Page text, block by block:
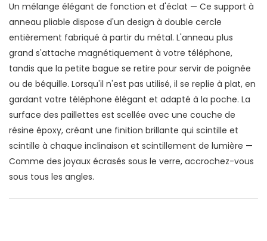
Un mélange élégant de fonction et d'éclat — Ce support à
anneau pliable dispose d'un design à double cercle
entièrement fabriqué à partir du métal. L'anneau plus
grand s'attache magnétiquement à votre téléphone,
tandis que la petite bague se retire pour servir de poignée
ou de béquille. Lorsqu'il n'est pas utilisé, il se replie à plat, en
gardant votre téléphone élégant et adapté à la poche. La
surface des paillettes est scellée avec une couche de
résine époxy, créant une finition brillante qui scintille et
scintille à chaque inclinaison et scintillement de lumière —
Comme des joyaux écrasés sous le verre, accrochez-vous
sous tous les angles.